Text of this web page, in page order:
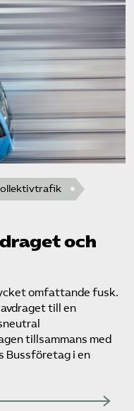
och
omfattande fusk.
till en
tillsammans med
Bussföretag i en